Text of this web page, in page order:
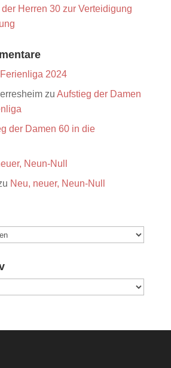
Herren 30 zur Verteidigung
2024
zu Aufstieg der Damen
der Damen 60 in die
Neun-Null
Neu, neuer, Neun-Null